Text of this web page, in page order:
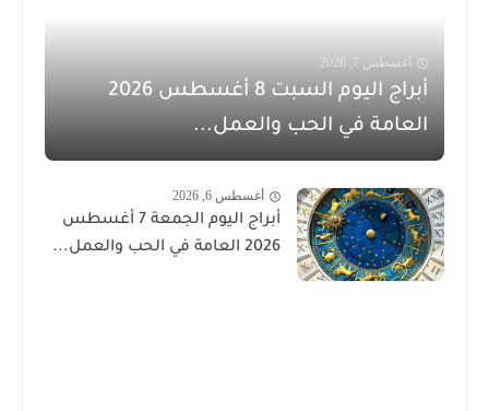
أغسطس 7, 2026
أبراج اليوم السبت 8 أغسطس 2026
العامة في الحب والعمل...
أغسطس 6, 2026
أبراج اليوم الجمعة 7 أغسطس
2026 العامة في الحب والعمل...